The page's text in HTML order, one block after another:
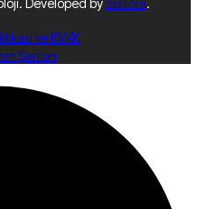
ve KVKK
Şartları